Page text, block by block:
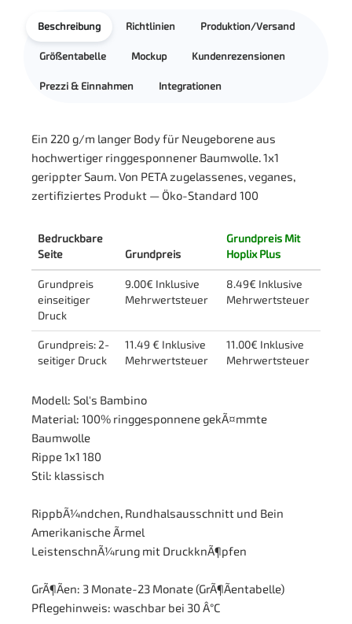
Beschreibung Richtlinien Produktion/Versand
Größentabelle Mockup Kundenrezensionen
Prezzi & Einnahmen Integrationen
Ein 220 g/m langer Body für Neugeborene aus
hochwertiger ringgesponnener Baumwolle. 1x1
gerippter Saum. Von PETA zugelassenes, veganes,
zertifiziertes Produkt — Öko-Standard 100
Bedruckbare
Seite
Grundpreis
Grundpreis Mit
Hoplix Plus
Grundpreis
einseitiger
Druck
9.00€ Inklusive
Mehrwertsteuer
8.49€ Inklusive
Mehrwertsteuer
Grundpreis: 2-
seitiger Druck
11.49 € Inklusive
Mehrwertsteuer
11.00€ Inklusive
Mehrwertsteuer
Modell: Sol's Bambino
Material: 100% ringgesponnene gekÃ¤mmte
Baumwolle
Rippe 1x1 180
Stil: klassisch
RippbÃ¼ndchen, Rundhalsausschnitt und Bein
Amerikanische Ãrmel
LeistenschnÃ¼rung mit DruckknÃ¶pfen
GrÃ¶Ãen: 3 Monate-23 Monate (GrÃ¶Ãentabelle)
Pflegehinweis: waschbar bei 30 Â°C